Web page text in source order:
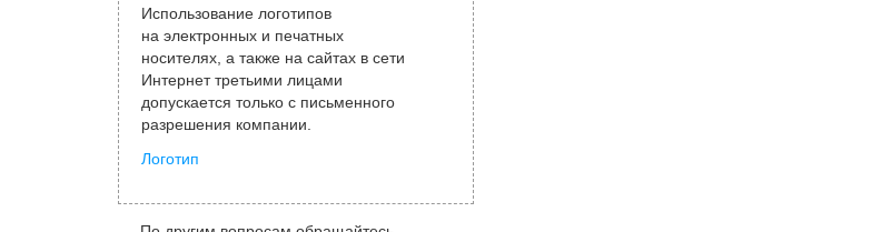
Использование логотипов
на электронных и печатных
носителях, а также на сайтах в сети
Интернет третьими лицами
допускается только с письменного
разрешения компании.
Логотип